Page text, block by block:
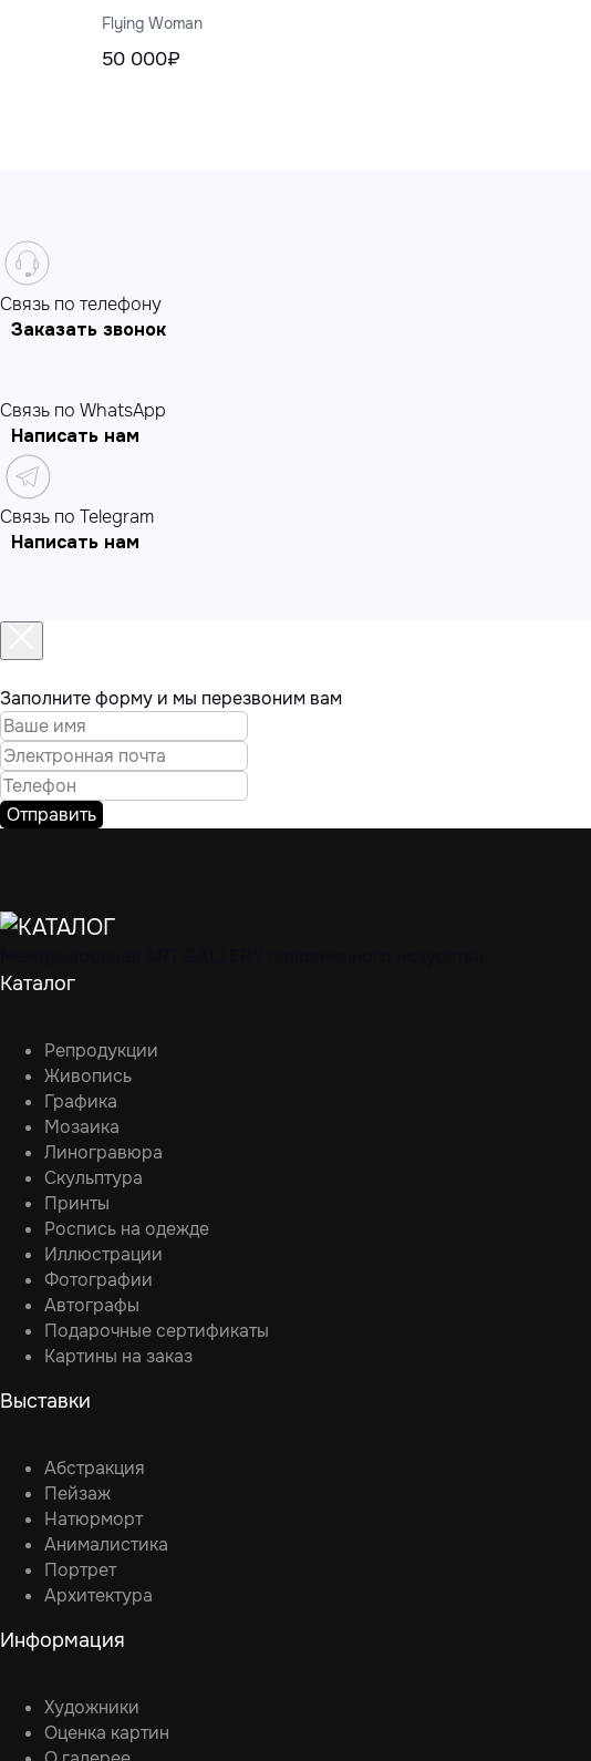
Flying Woman
50 000₽
Cвязь по телефону
Заказать звонок
Связь по WhatsApp
Написать нам
Связь по Telegram
Написать нам
Заполните форму и мы перезвоним вам
Отправить
Каталог
Репродукции
Живопись
Графика
Мозаика
Линогравюра
Скульптура
Принты
Роспись на одежде
Иллюстрации
Фотографии
Автографы
Подарочные сертификаты
Картины на заказ
Выставки
Абстракция
Пейзаж
Натюрморт
Анималистика
Портрет
Архитектура
Информация
Художники
Оценка картин